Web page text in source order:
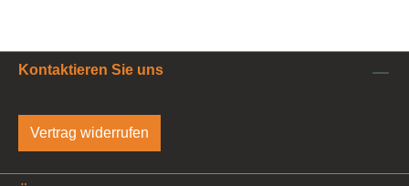
Kontaktieren Sie uns
Vertrag widerrufen